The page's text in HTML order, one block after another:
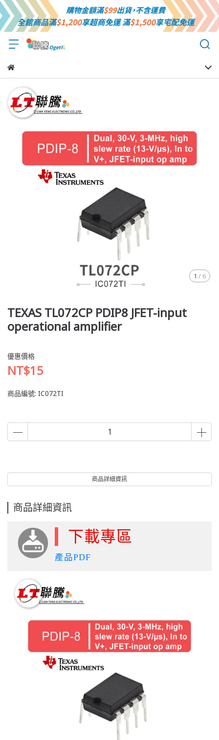
1 / 6
TEXAS TL072CP PDIP8 JFET-input
operational amplifier
優惠價格
NT$15
商品編號: IC072TI
商品詳細資訊
商品詳細資訊
下載專區
產品PDF